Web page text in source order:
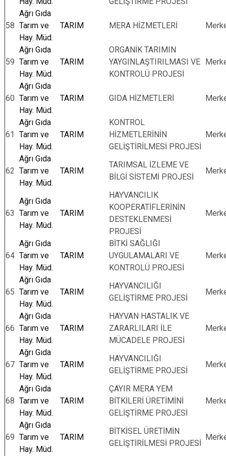
58
Ağrı Gıda
Tarım ve
Hay. Müd.
TARIM MERA HİZMETLERİ
59
Ağrı Gıda
Tarım ve
Hay. Müd.
TARIM
ORGANİK TARIMIN
YAYGINLAŞTIRILMASI VE
KONTROLÜ PROJESİ
60
Ağrı Gıda
Tarım ve
Hay. Müd.
TARIM GIDA HİZMETLERİ
61
Ağrı Gıda
Tarım ve
Hay. Müd.
TARIM
KONTROL
HİZMETLERİNİN
GELİŞTİRİLMESİ PROJESİ
62
Ağrı Gıda
Tarım ve
Hay. Müd.
TARIM
TARIMSAL İZLEME VE
BİLGİ SİSTEMİ PROJESİ
63
Ağrı Gıda
Tarım ve
Hay. Müd.
TARIM
HAYVANCILIK
KOOPERATİFLERİNİN
DESTEKLENMESİ
PROJESİ
64
Ağrı Gıda
Tarım ve
Hay. Müd.
TARIM
BİTKİ SAĞLIĞI
UYGULAMALARI VE
KONTROLÜ PROJESİ
65
Ağrı Gıda
Tarım ve
Hay. Müd.
TARIM
HAYVANCILIĞI
GELİŞTİRME PROJESİ
66
Ağrı Gıda
Tarım ve
Hay. Müd.
TARIM
HAYVAN HASTALIK VE
ZARARLILARI İLE
MÜCADELE PROJESİ
67
Ağrı Gıda
Tarım ve
Hay. Müd.
TARIM
HAYVANCILIĞI
GELİŞTİRME PROJESİ
68
Ağrı Gıda
Tarım ve
Hay. Müd.
TARIM
ÇAYIR MERA YEM
BİTKİLERİ ÜRETİMİNİ
GELİŞTİRME PROJESİ
69
Ağrı Gıda
Tarım ve
Hay. Müd.
TARIM
BİTKİSEL ÜRETİMİN
GELİŞTİRİLMESİ PROJESİ